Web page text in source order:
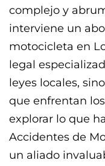
complejo y
interviene un
motocicleta en
legal
leyes locales,
que enfrentan
explorar lo que
Accidentes de
un aliado